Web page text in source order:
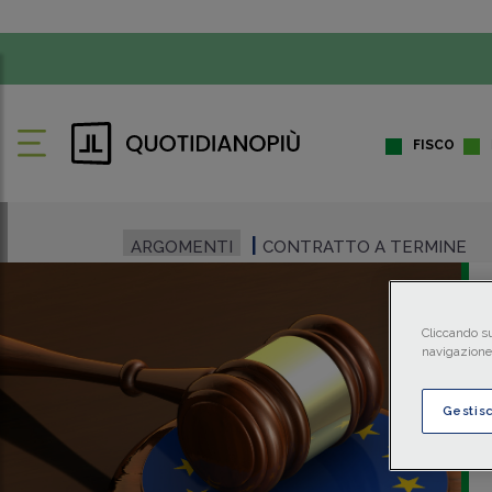
FISCO
ARGOMENTI CONTRATTO A TERMINE
Cliccando